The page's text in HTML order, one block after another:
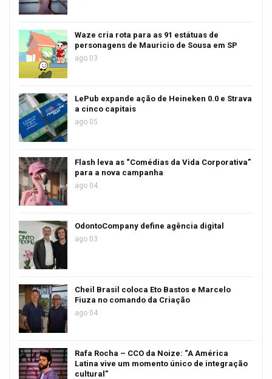
Waze cria rota para as 91 estátuas de
personagens de Mauricio de Sousa em SP
ago 03
LePub expande ação de Heineken 0.0 e Strava
a cinco capitais
ago 05
Flash leva as “Comédias da Vida Corporativa”
para a nova campanha
ago 04
OdontoCompany define agência digital
ago 03
Cheil Brasil coloca Eto Bastos e Marcelo
Fiuza no comando da Criação
ago 04
Rafa Rocha – CCO da Noize: “A América
Latina vive um momento único de integração
cultural”